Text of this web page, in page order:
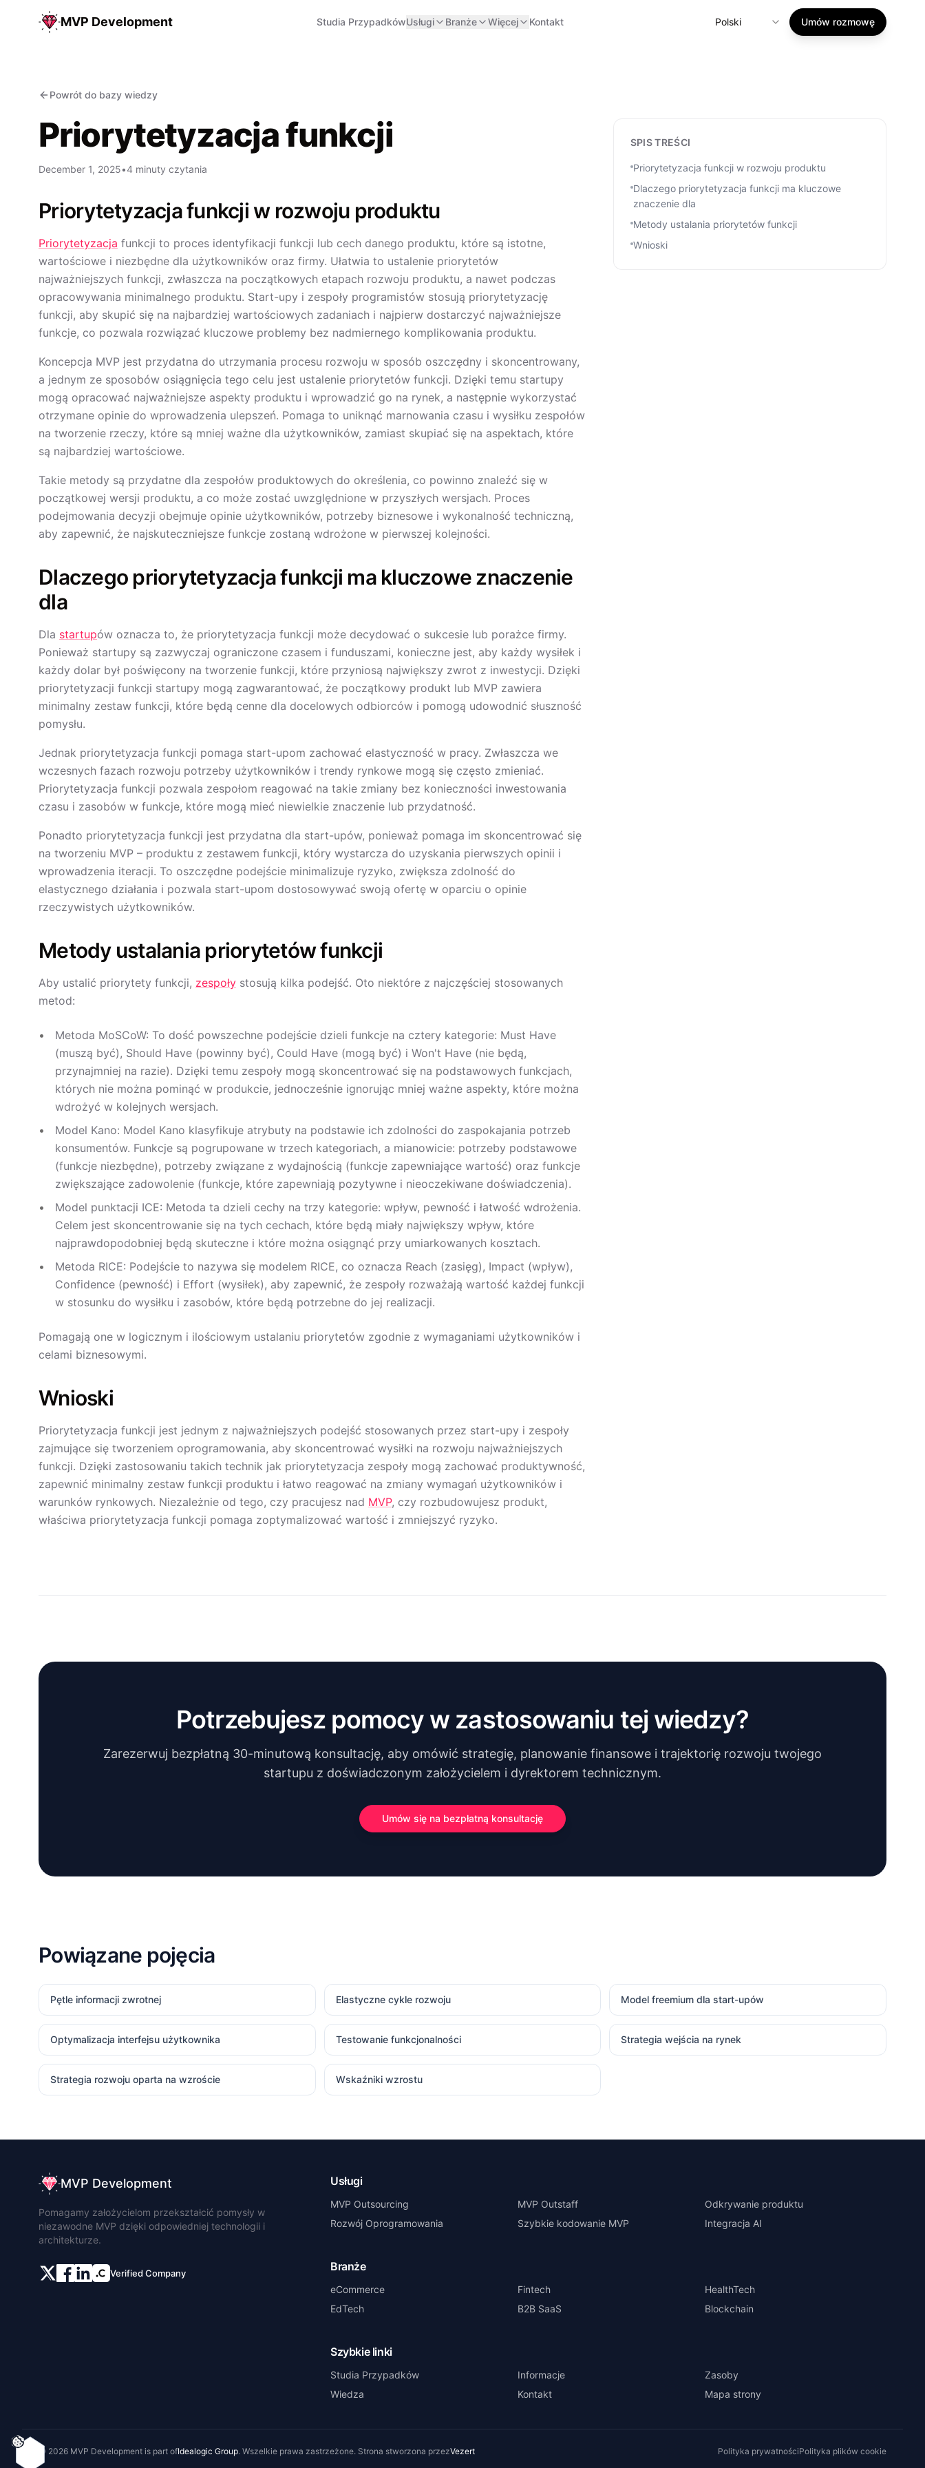
MVP Development Studia PrzypadkówUsługi Branże Więcej Kontakt Polski Umów rozmowę
Powrót do bazy wiedzy
Priorytetyzacja funkcji
December 1, 2025•4 minuty czytania
Priorytetyzacja funkcji w rozwoju produktu
Priorytetyzacja funkcji to proces identyfikacji funkcji lub cech danego produktu, które są istotne,
wartościowe i niezbędne dla użytkowników oraz firmy. Ułatwia to ustalenie priorytetów
najważniejszych funkcji, zwłaszcza na początkowych etapach rozwoju produktu, a nawet podczas
opracowywania minimalnego produktu. Start-upy i zespoły programistów stosują priorytetyzację
funkcji, aby skupić się na najbardziej wartościowych zadaniach i najpierw dostarczyć najważniejsze
funkcje, co pozwala rozwiązać kluczowe problemy bez nadmiernego komplikowania produktu.
Koncepcja MVP jest przydatna do utrzymania procesu rozwoju w sposób oszczędny i skoncentrowany,
a jednym ze sposobów osiągnięcia tego celu jest ustalenie priorytetów funkcji. Dzięki temu startupy
mogą opracować najważniejsze aspekty produktu i wprowadzić go na rynek, a następnie wykorzystać
otrzymane opinie do wprowadzenia ulepszeń. Pomaga to uniknąć marnowania czasu i wysiłku zespołów
na tworzenie rzeczy, które są mniej ważne dla użytkowników, zamiast skupiać się na aspektach, które
są najbardziej wartościowe.
Takie metody są przydatne dla zespołów produktowych do określenia, co powinno znaleźć się w
początkowej wersji produktu, a co może zostać uwzględnione w przyszłych wersjach. Proces
podejmowania decyzji obejmuje opinie użytkowników, potrzeby biznesowe i wykonalność techniczną,
aby zapewnić, że najskuteczniejsze funkcje zostaną wdrożone w pierwszej kolejności.
Dlaczego priorytetyzacja funkcji ma kluczowe znaczenie
dla
Dla startupów oznacza to, że priorytetyzacja funkcji może decydować o sukcesie lub porażce firmy.
Ponieważ startupy są zazwyczaj ograniczone czasem i funduszami, konieczne jest, aby każdy wysiłek i
każdy dolar był poświęcony na tworzenie funkcji, które przyniosą największy zwrot z inwestycji. Dzięki
priorytetyzacji funkcji startupy mogą zagwarantować, że początkowy produkt lub MVP zawiera
minimalny zestaw funkcji, które będą cenne dla docelowych odbiorców i pomogą udowodnić słuszność
pomysłu.
Jednak priorytetyzacja funkcji pomaga start-upom zachować elastyczność w pracy. Zwłaszcza we
wczesnych fazach rozwoju potrzeby użytkowników i trendy rynkowe mogą się często zmieniać.
Priorytetyzacja funkcji pozwala zespołom reagować na takie zmiany bez konieczności inwestowania
czasu i zasobów w funkcje, które mogą mieć niewielkie znaczenie lub przydatność.
Ponadto priorytetyzacja funkcji jest przydatna dla start-upów, ponieważ pomaga im skoncentrować się
na tworzeniu MVP – produktu z zestawem funkcji, który wystarcza do uzyskania pierwszych opinii i
wprowadzenia iteracji. To oszczędne podejście minimalizuje ryzyko, zwiększa zdolność do
elastycznego działania i pozwala start-upom dostosowywać swoją ofertę w oparciu o opinie
rzeczywistych użytkowników.
Metody ustalania priorytetów funkcji
Aby ustalić priorytety funkcji, zespoły stosują kilka podejść. Oto niektóre z najczęściej stosowanych
metod:
Metoda MoSCoW: To dość powszechne podejście dzieli funkcje na cztery kategorie: Must Have
(muszą być), Should Have (powinny być), Could Have (mogą być) i Won't Have (nie będą,
przynajmniej na razie). Dzięki temu zespoły mogą skoncentrować się na podstawowych funkcjach,
których nie można pominąć w produkcie, jednocześnie ignorując mniej ważne aspekty, które można
wdrożyć w kolejnych wersjach.
Model Kano: Model Kano klasyfikuje atrybuty na podstawie ich zdolności do zaspokajania potrzeb
konsumentów. Funkcje są pogrupowane w trzech kategoriach, a mianowicie: potrzeby podstawowe
(funkcje niezbędne), potrzeby związane z wydajnością (funkcje zapewniające wartość) oraz funkcje
zwiększające zadowolenie (funkcje, które zapewniają pozytywne i nieoczekiwane doświadczenia).
Model punktacji ICE: Metoda ta dzieli cechy na trzy kategorie: wpływ, pewność i łatwość wdrożenia.
Celem jest skoncentrowanie się na tych cechach, które będą miały największy wpływ, które
najprawdopodobniej będą skuteczne i które można osiągnąć przy umiarkowanych kosztach.
Metoda RICE: Podejście to nazywa się modelem RICE, co oznacza Reach (zasięg), Impact (wpływ),
Confidence (pewność) i Effort (wysiłek), aby zapewnić, że zespoły rozważają wartość każdej funkcji
w stosunku do wysiłku i zasobów, które będą potrzebne do jej realizacji.
Pomagają one w logicznym i ilościowym ustalaniu priorytetów zgodnie z wymaganiami użytkowników i
celami biznesowymi.
Wnioski
Priorytetyzacja funkcji jest jednym z najważniejszych podejść stosowanych przez start-upy i zespoły
zajmujące się tworzeniem oprogramowania, aby skoncentrować wysiłki na rozwoju najważniejszych
funkcji. Dzięki zastosowaniu takich technik jak priorytetyzacja zespoły mogą zachować produktywność,
zapewnić minimalny zestaw funkcji produktu i łatwo reagować na zmiany wymagań użytkowników i
warunków rynkowych. Niezależnie od tego, czy pracujesz nad MVP, czy rozbudowujesz produkt,
właściwa priorytetyzacja funkcji pomaga zoptymalizować wartość i zmniejszyć ryzyko.
SPIS TREŚCI
Priorytetyzacja funkcji w rozwoju produktu
Dlaczego priorytetyzacja funkcji ma kluczowe
znaczenie dla
Metody ustalania priorytetów funkcji
Wnioski
Potrzebujesz pomocy w zastosowaniu tej wiedzy?
Zarezerwuj bezpłatną 30-minutową konsultację, aby omówić strategię, planowanie finansowe i trajektorię rozwoju twojego
startupu z doświadczonym założycielem i dyrektorem technicznym.
Umów się na bezpłatną konsultację
Powiązane pojęcia
Pętle informacji zwrotnej Elastyczne cykle rozwoju Model freemium dla start-upów
Optymalizacja interfejsu użytkownika Testowanie funkcjonalności Strategia wejścia na rynek
Strategia rozwoju oparta na wzroście Wskaźniki wzrostu
MVP Development
Pomagamy założycielom przekształcić pomysły w
niezawodne MVP dzięki odpowiedniej technologii i
architekturze.
Verified Company
Usługi
MVP Outsourcing MVP Outstaff
Odkrywanie produktu
Rozwój Oprogramowania
Szybkie kodowanie MVP Integracja AI
Branże
eCommerce Fintech
HealthTech
EdTech
B2B SaaS Blockchain
Szybkie linki
Studia Przypadków Informacje
Zasoby
Wiedza
Kontakt Mapa strony
© 2026 MVP Development is part ofIdealogic Group. Wszelkie prawa zastrzeżone. Strona stworzona przezVezert Polityka prywatnościPolityka plików cookie